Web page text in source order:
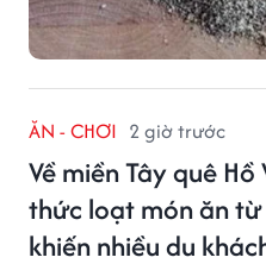
ĂN - CHƠI 2 giờ trước
Về miền Tây quê
thức loạt món ăn
khiến nhiều du